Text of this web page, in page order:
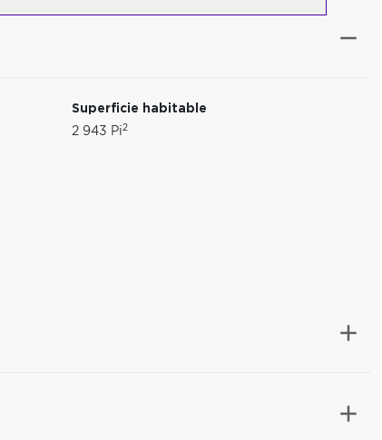
Superficie habitable
2 943 Pi2